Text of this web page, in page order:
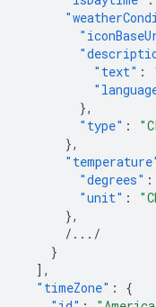
"text" :
},
"type" :
},
"degrees" :
"unit" :
},
/.../
}
],
"timeZone" :
{